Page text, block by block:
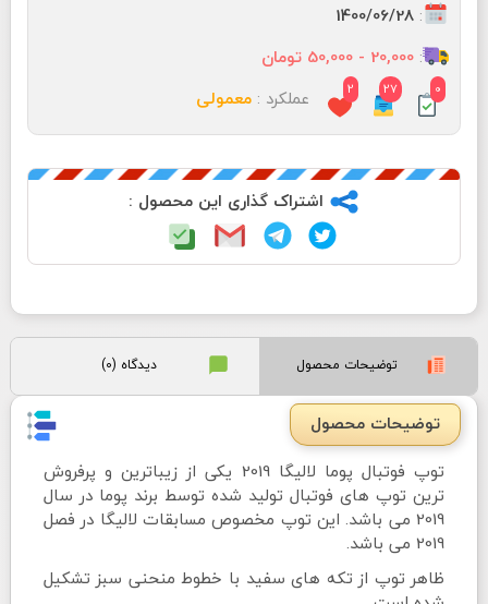
:
1400/06/28
: 20,000 - 50,000 تومان
0
27
2 عملکرد : معمولی
اشتراک گذاری این محصول :
توضیحات محصول دیدگاه (0)
توضیحات محصول
توپ فوتبال پوما لالیگا 2019 یکی از زیباترین و پرفروش
ترین توپ های فوتبال تولید شده توسط برند پوما در سال
2019 می باشد. این توپ مخصوص مسابقات لالیگا در فصل
2019 می باشد.
ظاهر توپ از تکه های سفید با خطوط منحنی سبز تشکیل